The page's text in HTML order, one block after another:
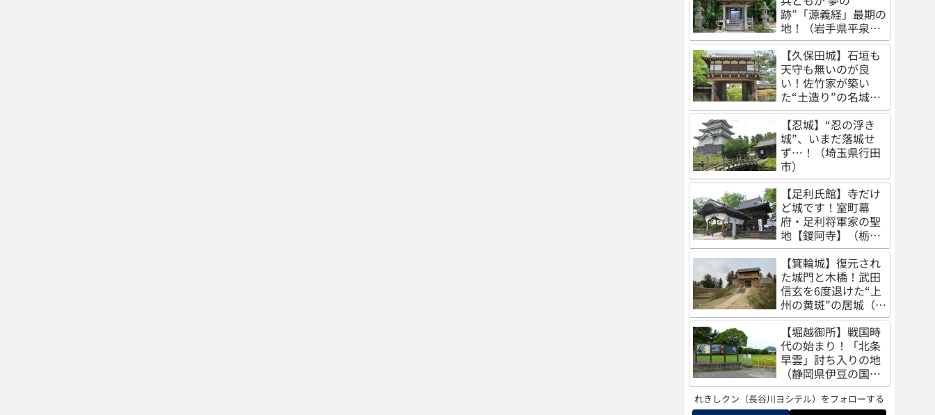
跡”「源義経」最期の
地！（岩手県平泉
町）
【久保田城】石垣も
天守も無いのが良
い！佐竹家が築い
た“土造り”の名城
（秋田県秋田市）
【忍城】“忍の浮き
城”、いまだ落城せ
ず…！（埼玉県行田
市）
【足利氏館】寺だけ
ど城です！室町幕
府・足利将軍家の聖
地【鑁阿寺】（栃木
県足利市）
【箕輪城】復元され
た城門と木橋！武田
信玄を6度退けた“上
州の黄斑”の居城（群
馬県高崎市）
【堀越御所】戦国時
代の始まり！「北条
早雲」討ち入りの地
（静岡県伊豆の国
市）
れきしクン（長谷川ヨシテル）をフォローする